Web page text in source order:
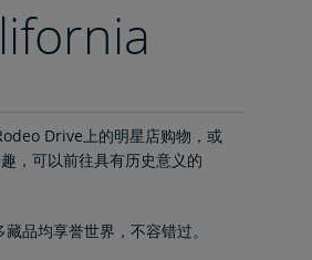
Drive上的明星店购物，或
，可以前往具有历史意义的
品均享誉世界，不容错过。